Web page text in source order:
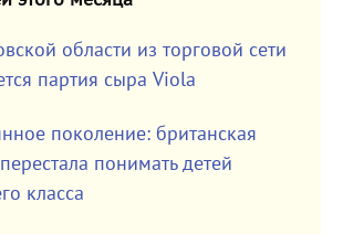
области из торговой сети
партия сыра Viola
поколение: британская
понимать детей
класса